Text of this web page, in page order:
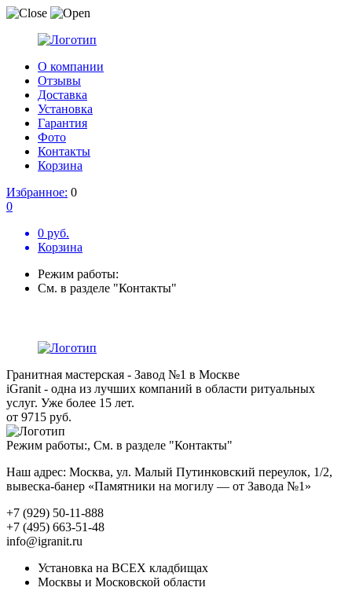
О компании
Отзывы
Доставка
Установка
Гарантия
Фото
Контакты
Корзина
Избранное: 0
0
0 руб.
Корзина
Режим работы:
См. в разделе "Контакты"
Гранитная мастерская - Завод №1 в Москве
iGranit - одна из лучших компаний в области ритуальных
услуг. Уже более 15 лет.
от 9715 руб.
Режим работы:, См. в разделе "Контакты"
Наш адрес: Москва, ул. Малый Путинковский переулок, 1/2,
вывеска-банер «Памятники на могилу — от Завода №1»
+7 (929) 50-11-888
+7 (495) 663-51-48
info@igranit.ru
Установка на ВСЕХ кладбищах
Москвы и Московской области